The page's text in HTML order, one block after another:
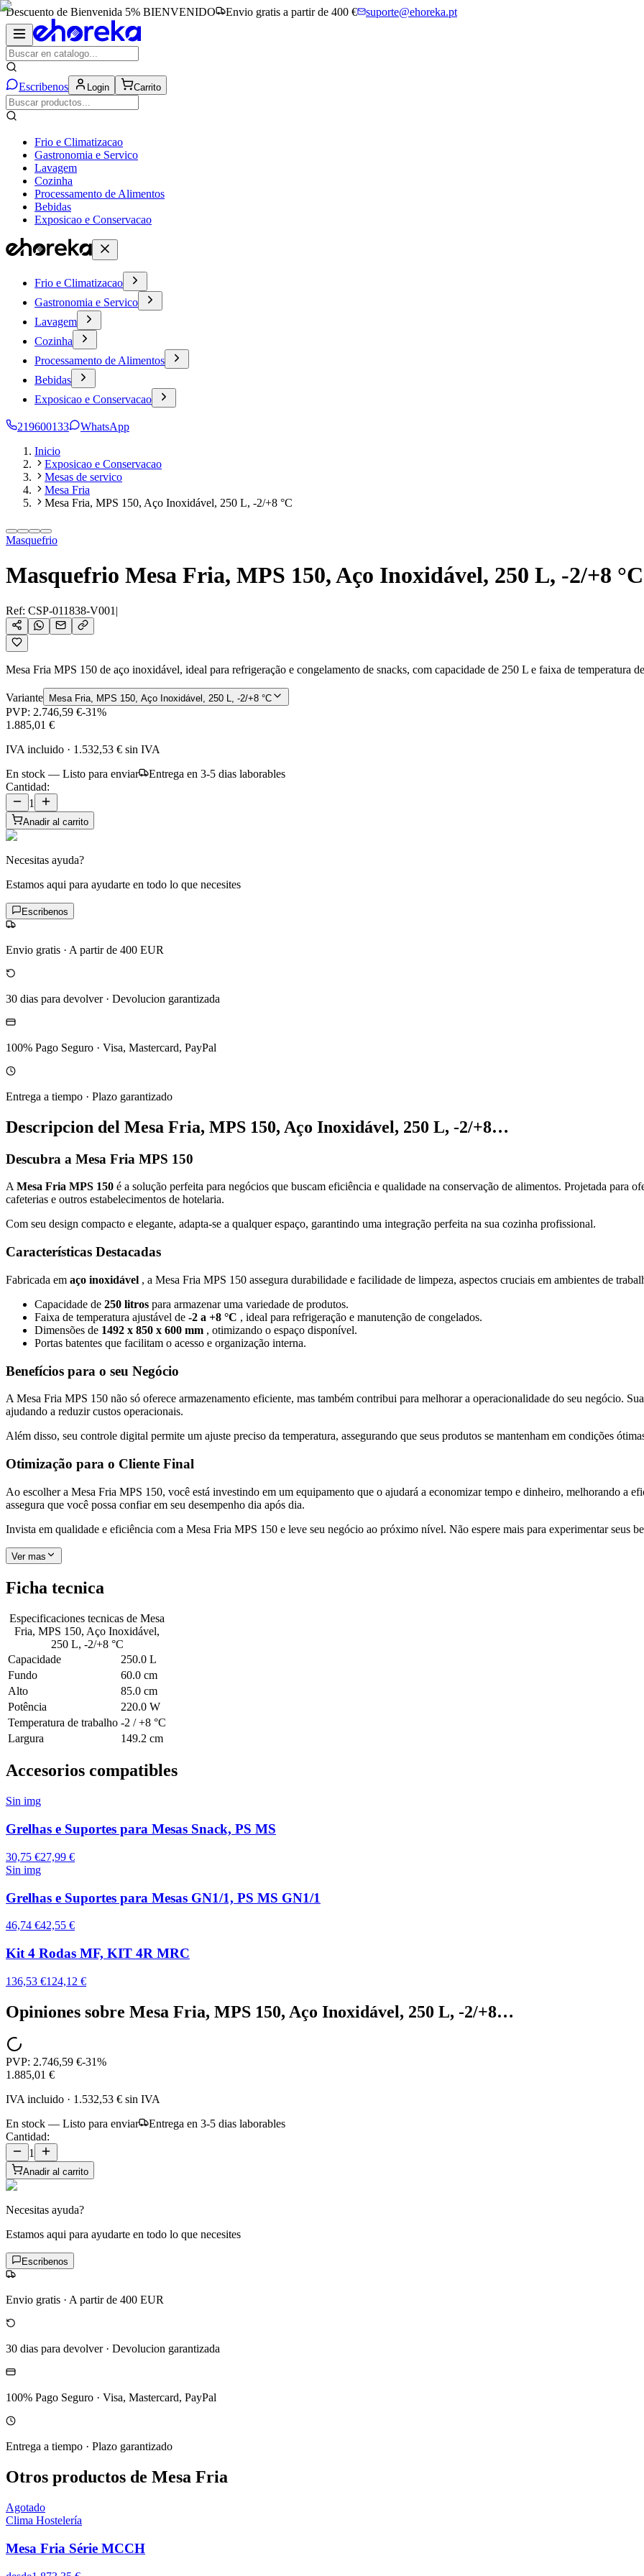
Descuento de Bienvenida 5% BIENVENIDO Envio gratis a partir de 400 € suporte@ehoreka.pt
Escribenos Login Carrito
Frio e Climatizacao
Gastronomia e Servico
Lavagem
Cozinha
Processamento de Alimentos
Bebidas
Exposicao e Conservacao
Frio e Climatizacao
Gastronomia e Servico
Lavagem
Cozinha
Processamento de Alimentos
Bebidas
Exposicao e Conservacao
219600133
WhatsApp
Inicio
Exposicao e Conservacao
Mesas de servico
Mesa Fria
Mesa Fria, MPS 150, Aço Inoxidável, 250 L, -2/+8 °C
Masquefrio
Masquefrio Mesa Fria, MPS 150, Aço Inoxidável, 250 L, -2/+8 °C
Ref: CSP-011838-V001 |
Mesa Fria MPS 150 de aço inoxidável, ideal para refrigeração e congelamento de snacks, com capacidade de 250 L e faixa de temperatura
Variante Mesa Fria, MPS 150, Aço Inoxidável, 250 L, -2/+8 °C
PVP: 2.746,59 €-31%
1.885,01 €
IVA incluido · 1.532,53 € sin IVA
En stock — Listo para enviar
Entrega en 3-5 dias laborables
Cantidad:
1
Anadir al carrito
Necesitas ayuda?
Estamos aqui para ayudarte en todo lo que necesites
Escribenos
Envio gratis · A partir de 400 EUR
30 dias para devolver· Devolucion garantizada
100% Pago Seguro · Visa, Mastercard, PayPal
Entrega a tiempo · Plazo garantizado
Descripcion del Mesa Fria, MPS 150, Aço Inoxidável, 250 L, -2/+8…
Descubra a Mesa Fria MPS 150
AMesa Fria MPS 150 é a solução perfeita para negócios que buscam eficiência e qualidade na conservação de alimentos. Projetada para
cafeterias e outros estabelecimentos de hotelaria.
Com seu design compacto e elegante, adapta-se a qualquer espaço, garantindo uma integração perfeita na sua cozinha profissional.
Características Destacadas
Fabricada em aço inoxidável , a Mesa Fria MPS 150 assegura durabilidade e facilidade de limpeza, aspectos cruciais em ambientes de
Capacidade de 250 litros para armazenar uma variedade de produtos.
Faixa de temperatura ajustável de -2 a +8 °C , ideal para refrigeração e manutenção de congelados.
Dimensões de 1492 x 850 x 600 mm , otimizando o espaço disponível.
Portas batentes que facilitam o acesso e organização interna.
Benefícios para o seu Negócio
A Mesa Fria MPS 150 não só oferece armazenamento eficiente, mas também contribui para melhorar a operacionalidade do seu negócio. Sua
ajudando a reduzir custos operacionais.
Além disso, seu controle digital permite um ajuste preciso da temperatura, assegurando que seus produtos se mantenham em condições
Otimização para o Cliente Final
Ao escolher a Mesa Fria MPS 150, você está investindo em um equipamento que o ajudará a economizar tempo e dinheiro, melhorando a
assegura que você possa confiar em seu desempenho dia após dia.
Invista em qualidade e eficiência com a Mesa Fria MPS 150 e leve seu negócio ao próximo nível. Não espere mais para experimentar seus
Ver mas
Ficha tecnica
Especificaciones tecnicas de Mesa
Fria, MPS 150, Aço Inoxidável,
250 L, -2/+8 °C
Capacidade
250.0 L
Fundo
60.0 cm
Alto
85.0 cm
Potência
220.0 W
Temperatura de trabalho -2 / +8 °C
Largura
149.2 cm
Accesorios compatibles
Sin img
Grelhas e Suportes para Mesas Snack, PS MS
30,75 €27,99 €
Sin img
Grelhas e Suportes para Mesas GN1/1, PS MS GN1/1
46,74 €42,55 €
Kit 4 Rodas MF, KIT 4R MRC
136,53 €124,12 €
Opiniones sobre Mesa Fria, MPS 150, Aço Inoxidável, 250 L, -2/+8…
PVP: 2.746,59 €-31%
1.885,01 €
IVA incluido · 1.532,53 € sin IVA
En stock — Listo para enviar
Entrega en 3-5 dias laborables
Cantidad:
1
Anadir al carrito
Necesitas ayuda?
Estamos aqui para ayudarte en todo lo que necesites
Escribenos
Envio gratis · A partir de 400 EUR
30 dias para devolver· Devolucion garantizada
100% Pago Seguro · Visa, Mastercard, PayPal
Entrega a tiempo · Plazo garantizado
Otros productos de Mesa Fria
Agotado
Clima Hostelería
Mesa Fria Série MCCH